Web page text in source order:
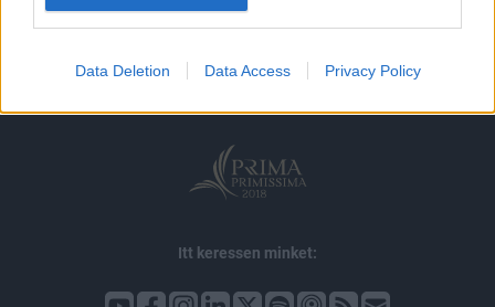
Data Deletion Data Access Privacy Policy
Itt keressen minket: